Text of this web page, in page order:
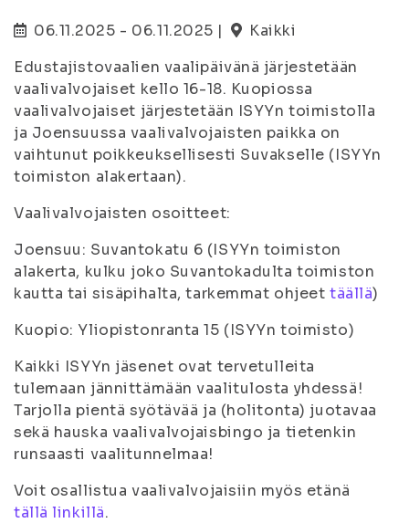
06.11.2025 - 06.11.2025 |
Kaikki
Edustajistovaalien vaalipäivänä järjestetään
vaalivalvojaiset kello 16-18. Kuopiossa
vaalivalvojaiset järjestetään ISYYn toimistolla
ja Joensuussa vaalivalvojaisten paikka on
vaihtunut poikkeuksellisesti Suvakselle (ISYYn
toimiston alakertaan).
Vaalivalvojaisten osoitteet:
Joensuu: Suvantokatu 6 (ISYYn toimiston
alakerta, kulku joko Suvantokadulta toimiston
kautta tai sisäpihalta, tarkemmat ohjeet täällä)
Kuopio: Yliopistonranta 15 (ISYYn toimisto)
Kaikki ISYYn jäsenet ovat tervetulleita
tulemaan jännittämään vaalitulosta yhdessä!
Tarjolla pientä syötävää ja (holitonta) juotavaa
sekä hauska vaalivalvojaisbingo ja tietenkin
runsaasti vaalitunnelmaa!
Voit osallistua vaalivalvojaisiin myös etänä
tällä linkillä.